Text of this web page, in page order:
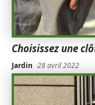
Choisissez une
Jardin 28 avril 2022